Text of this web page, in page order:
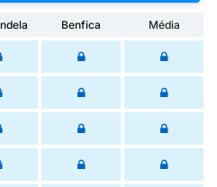
Benfica
Média